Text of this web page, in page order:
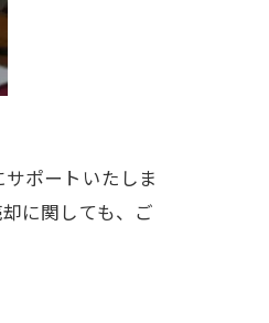
ポートいたしま
に関しても、ご